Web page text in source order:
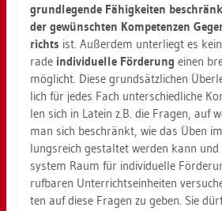
grund­le­gen­de Fä­hig­kei­ten
der ge­wünsch­ten Kom­pe­ten­zen
richts ist. Au­ßer­dem un­ter­liegt es
ra­de in­di­vi­du­el­le För­de­rung einen
mög­licht. Diese grund­sätz­li­chen
lich für jedes Fach un­ter­schied­li­che
len sich in La­tein z.B. die Fra­gen, auf
man sich be­schränkt, wie das Üben
lungs­reich ge­stal­tet wer­den kann
sys­tem Raum für in­di­vi­du­el­le
ruf­ba­ren Un­ter­richts­ein­hei­ten
ten auf diese Fra­gen zu geben. Sie